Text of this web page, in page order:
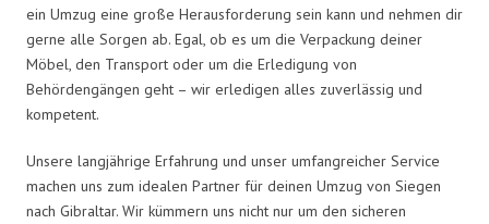
ein Umzug eine große Herausforderung sein kann und nehmen dir
gerne alle Sorgen ab. Egal, ob es um die Verpackung deiner
Möbel, den Transport oder um die Erledigung von
Behördengängen geht – wir erledigen alles zuverlässig und
kompetent.
Unsere langjährige Erfahrung und unser umfangreicher Service
machen uns zum idealen Partner für deinen Umzug von Siegen
nach Gibraltar. Wir kümmern uns nicht nur um den sicheren